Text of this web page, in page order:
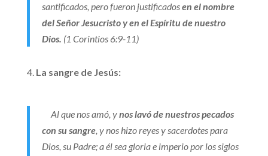
santificados, pero fueron justificadosen el nombre
del Señor Jesucristo y en el Espíritu de nuestro
Dios. (1 Corintios 6:9-11)
La sangre de Jesús:
Al que nos amó, ynos lavó de nuestros pecados
con su sangre, y nos hizo reyes y sacerdotes para
Dios, su Padre; a él sea gloria e imperio por los siglos